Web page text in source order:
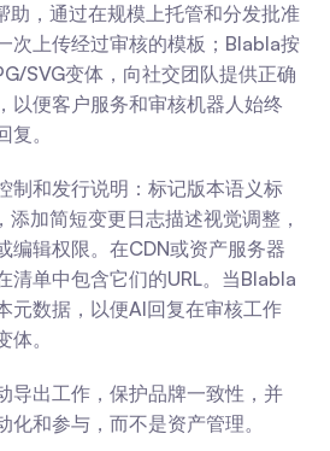
助，通过在规模上托管和分发批准
次上传经过审核的模板；Blabla按
SVG变体，向社交团队提供正确
以便客户服务和审核机器人始终
。
制和发行说明：标记版本语义标
加简短变更日志描述视觉调整，
编辑权限。在CDN或资产服务器
清单中包含它们的URL。当Blabla
元数据，以便AI回复在审核工作
。
导出工作，保护品牌一致性，并
和参与，而不是资产管理。